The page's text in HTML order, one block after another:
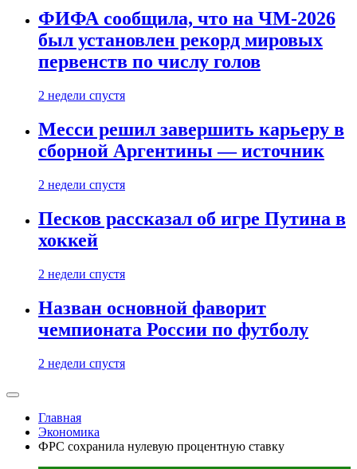
ФИФА сообщила, что на ЧМ-2026
был установлен рекорд мировых
первенств по числу голов
2 недели спустя
Месси решил завершить карьеру в
сборной Аргентины — источник
2 недели спустя
Песков рассказал об игре Путина в
хоккей
2 недели спустя
Назван основной фаворит
чемпионата России по футболу
2 недели спустя
Главная
Экономика
ФРС сохранила нулевую процентную ставку